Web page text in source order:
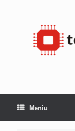
Meniu